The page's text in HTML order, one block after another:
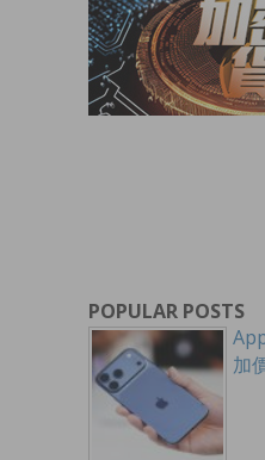
POPULAR POSTS
加